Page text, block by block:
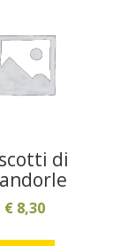
possono
essere
scelte
del
prodotto
di
€ 8,30
Questo